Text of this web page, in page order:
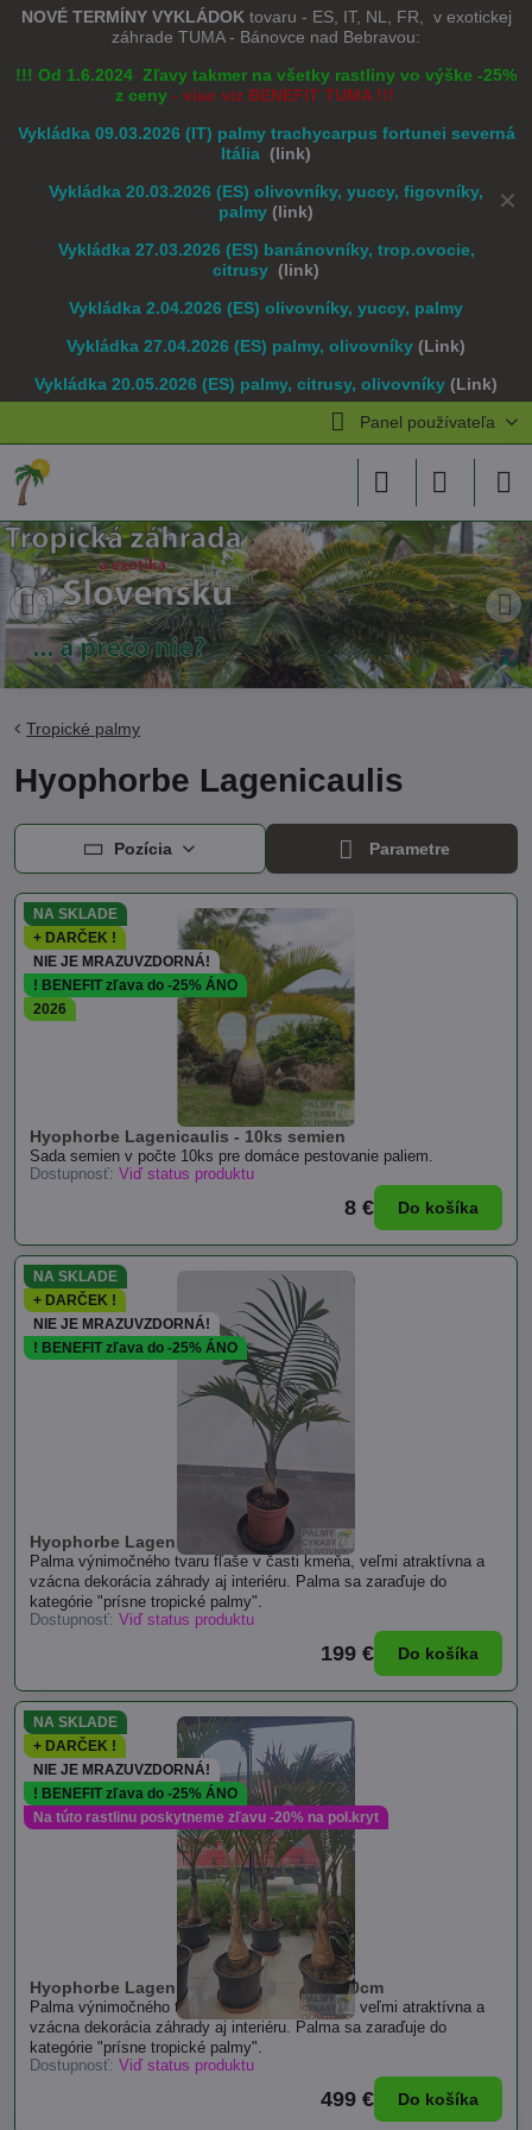
✕
NOVÉ TERMÍNY VYKLÁDOK tovaru - ES, IT, NL, FR, v exotickej
záhrade TUMA - Bánovce nad Bebravou:
!!! Od 1.6.2024 Zľavy takmer na všetky rastliny vo výške -25%
z ceny - viac viz BENEFIT TUMA !!!
Vykládka 09.03.2026 (IT) palmy trachycarpus fortunei severná
Itália (link)
Vykládka 20.03.2026 (ES) olivovníky, yuccy, figovníky,
palmy (link)
Vykládka 27.03.2026 (ES) banánovníky, trop.ovocie,
citrusy (link)
Vykládka 2.04.2026 (ES) olivovníky, yuccy, palmy
Vykládka 27.04.2026 (ES) palmy, olivovníky (Link)
Vykládka 20.05.2026 (ES) palmy, citrusy, olivovníky (Link)
Panel používateľa
Tropické palmy
Hyophorbe Lagenicaulis
Pozícia Parametre
Hyophorbe Lagenicaulis - 10ks semien
NA SKLADE
+ DARČEK !
NIE JE MRAZUVZDORNÁ!
! BENEFIT zľava do -25% ÁNO
2026
Sada semien v počte 10ks pre domáce pestovanie paliem.
Dostupnosť: Viď status produktu
8 € Do košíka
Hyophorbe Lagenicaulis - výška 110cm
NA SKLADE
+ DARČEK !
NIE JE MRAZUVZDORNÁ!
! BENEFIT zľava do -25% ÁNO
Palma výnimočného tvaru fľaše v časti kmeňa, veľmi atraktívna a
vzácna dekorácia záhrady aj interiéru. Palma sa zaraďuje do
kategórie "prísne tropické palmy".
Dostupnosť: Viď status produktu
199 € Do košíka
Hyophorbe Lagenicaulis - výška 200-230cm
NA SKLADE
+ DARČEK !
NIE JE MRAZUVZDORNÁ!
! BENEFIT zľava do -25% ÁNO
Na túto rastlinu poskytneme zľavu -20% na pol.kryt
Palma výnimočného tvaru fľaše v časti kmeňa, veľmi atraktívna a
vzácna dekorácia záhrady aj interiéru. Palma sa zaraďuje do
kategórie "prísne tropické palmy".
Dostupnosť: Viď status produktu
499 € Do košíka